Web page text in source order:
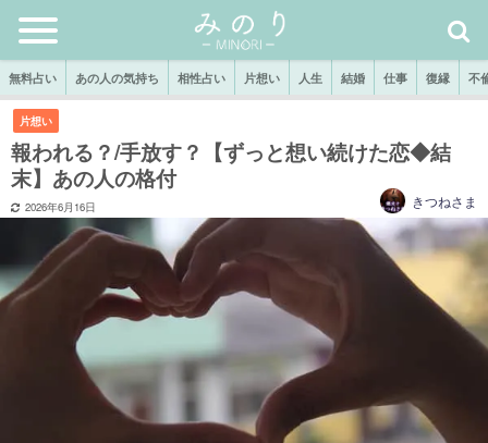
無料占い あの人の気持ち 相性占い 片想い 人生 結婚 仕事 復縁 不
片想い
報われる？/手放す？【ずっと想い続けた恋◆結
末】あの人の格付
2026年6月16日 きつねさま